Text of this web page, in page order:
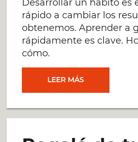
Desarrollar un hábito es
rápido a cambiar los
obtenemos. Aprender a
rápidamente es clave.
cómo.
LEER MÁS4